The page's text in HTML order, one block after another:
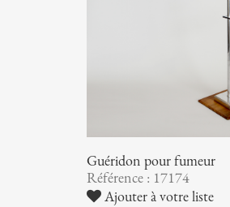
Guéridon pour fumeur
Référence : 17174
Ajouter à votre liste